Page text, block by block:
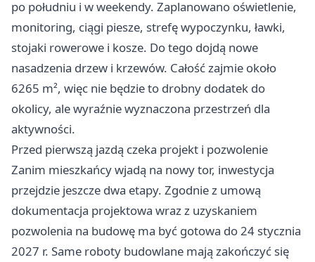
po południu i w weekendy. Zaplanowano oświetlenie,
monitoring, ciągi piesze, strefę wypoczynku, ławki,
stojaki rowerowe i kosze. Do tego dojdą nowe
nasadzenia drzew i krzewów. Całość zajmie około
6265 m², więc nie będzie to drobny dodatek do
okolicy, ale wyraźnie wyznaczona przestrzeń dla
aktywności.
Przed pierwszą jazdą czeka projekt i pozwolenie
Zanim mieszkańcy wjadą na nowy tor, inwestycja
przejdzie jeszcze dwa etapy. Zgodnie z umową
dokumentacja projektowa wraz z uzyskaniem
pozwolenia na budowę ma być gotowa do 24 stycznia
2027 r. Same roboty budowlane mają zakończyć się